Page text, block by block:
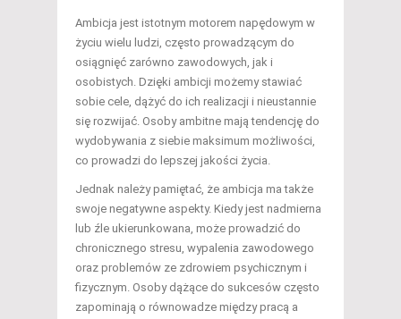
Ambicja jest istotnym motorem napędowym w
życiu wielu ludzi, często prowadzącym do
osiągnięć zarówno zawodowych, jak i
osobistych. Dzięki ambicji możemy stawiać
sobie cele, dążyć do ich realizacji i nieustannie
się rozwijać. Osoby ambitne mają tendencję do
wydobywania z siebie maksimum możliwości,
co prowadzi do lepszej jakości życia.
Jednak należy pamiętać, że ambicja ma także
swoje negatywne aspekty. Kiedy jest nadmierna
lub źle ukierunkowana, może prowadzić do
chronicznego stresu, wypalenia zawodowego
oraz problemów ze zdrowiem psychicznym i
fizycznym. Osoby dążące do sukcesów często
zapominają o równowadze między pracą a